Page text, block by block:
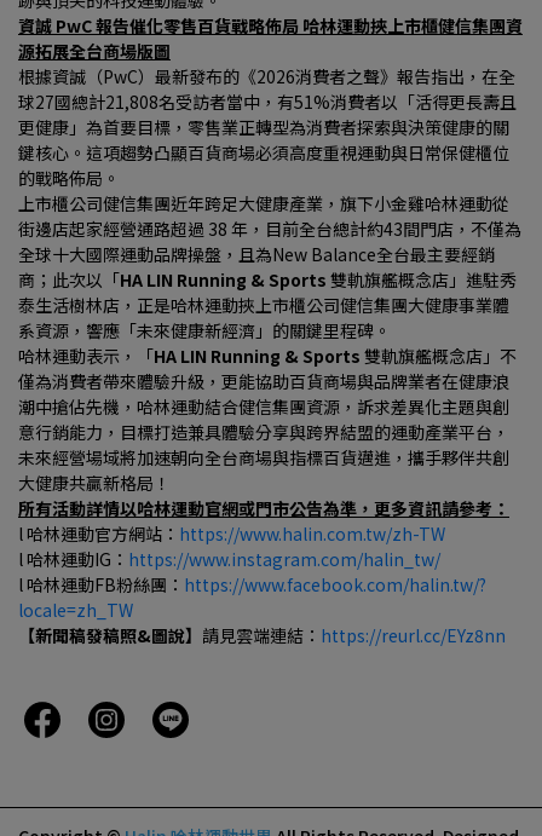
資誠 PwC 報告催化零售百貨戰略佈局 哈林運動挾上市櫃健信集團資
源拓展全台商場版圖
根據資誠（PwC）最新發布的《2026消費者之聲》報告指出，在全
球27國總計21,808名受訪者當中，有51%消費者以「活得更長壽且
更健康」為首要目標，零售業正轉型為消費者探索與決策健康的關
鍵核心。這項趨勢凸顯百貨商場必須高度重視運動與日常保健櫃位
的戰略佈局。
上市櫃公司健信集團近年跨足大健康產業，旗下小金雞哈林運動從
街邊店起家經營通路超過 38 年，目前全台總計約43間門店，不僅為
全球十大國際運動品牌操盤，且為New Balance全台最主要經銷
商；此次以「HA LIN Running & Sports 雙軌旗艦概念店」進駐秀
泰生活樹林店，正是哈林運動挾上市櫃公司健信集團大健康事業體
系資源，響應「未來健康新經濟」的關鍵里程碑。
哈林運動表示，「HA LIN Running & Sports 雙軌旗艦概念店」不
僅為消費者帶來體驗升級，更能協助百貨商場與品牌業者在健康浪
潮中搶佔先機，哈林運動結合健信集團資源，訴求差異化主題與創
意行銷能力，目標打造兼具體驗分享與跨界結盟的運動產業平台，
未來經營場域將加速朝向全台商場與指標百貨邁進，攜手夥伴共創
大健康共贏新格局！
所有活動詳情以哈林運動官網或門市公告為準，更多資訊請參考：
l 哈林運動官方網站： https://www.halin.com.tw/zh-TW
l 哈林運動IG： https://www.instagram.com/halin_tw/
l 哈林運動FB粉絲團： https://www.facebook.com/halin.tw/?
locale=zh_TW
【新聞稿發稿照&圖說】 請見雲端連結： https://reurl.cc/EYz8nn